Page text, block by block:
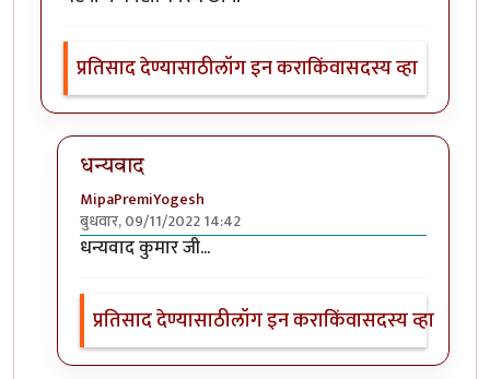
प्रतिसाद देण्यासाठीलॉग इन कराकिंवासदस्य व्हा
धन्यवाद
MipaPremiYogesh
बुधवार, 09/11/2022 14:42
In reply toवा, मस्त !
धन्यवाद कुमार जी...
प्रतिसाद देण्यासाठीलॉग इन कराकिंवासदस्य व्हा